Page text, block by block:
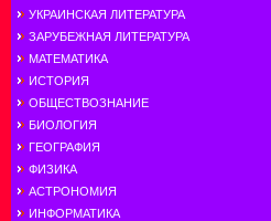
УКРАИНСКАЯ ЛИТЕРАТУРА
ЗАРУБЕЖНАЯ ЛИТЕРАТУРА
МАТЕМАТИКА
ИСТОРИЯ
ОБЩЕСТВОЗНАНИЕ
БИОЛОГИЯ
ГЕОГРАФИЯ
ФИЗИКА
АСТРОНОМИЯ
ИНФОРМАТИКА